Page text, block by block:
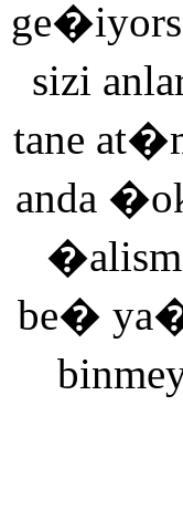
sizi
tane
anda
be�